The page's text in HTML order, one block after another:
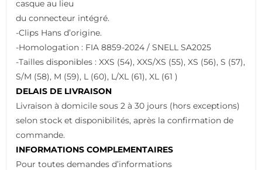
casque au lieu
du connecteur intégré.
-Clips Hans d’origine.
-Homologation : FIA 8859-2024 / SNELL SA2025
-Tailles disponibles : XXS (54), XXS/XS (55), XS (56), S (57),
S/M (58), M (59), L (60), L/XL (61), XL (61 )
DELAIS DE LIVRAISON
Livraison à domicile sous 2 à 30 jours (hors exceptions)
selon stock et disponibilités, après la confirmation de
commande.
INFORMATIONS COMPLEMENTAIRES
Pour toutes demandes d’informations